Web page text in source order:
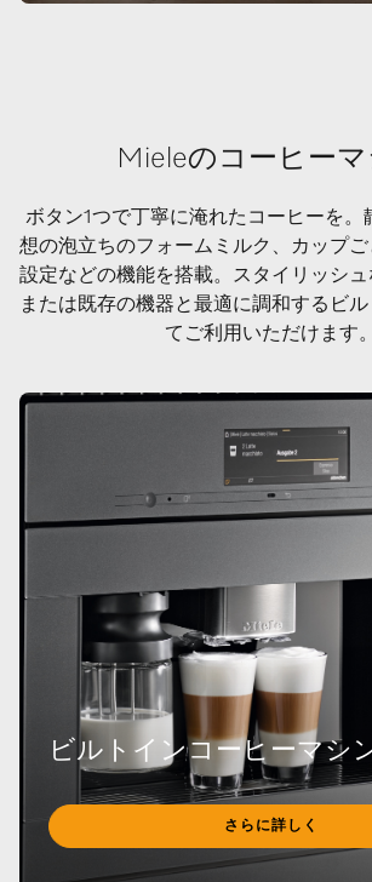
Mieleのコーヒーマ
ボタン1つで丁寧に淹れたコーヒーを。
想の泡立ちのフォームミルク、カップ
設定などの機能を搭載。スタイリッシュ
または既存の機器と最適に調和するビ
てご利用いただけます。
ビルトインコーヒーマシ
さらに詳しく